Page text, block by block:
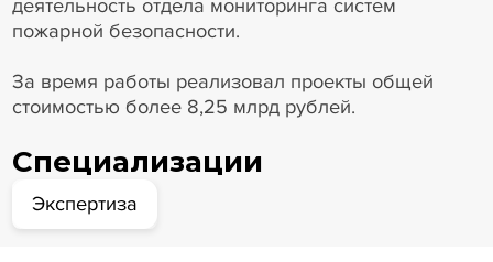
деятельность отдела мониторинга систем
пожарной безопасности.
За время работы реализовал проекты общей
стоимостью более 8,25 млрд рублей.
Специализации
Экспертиза